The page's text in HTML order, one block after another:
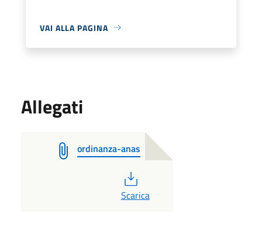
VAI ALLA PAGINA
Allegati
ordinanza-anas
PDF
Scarica